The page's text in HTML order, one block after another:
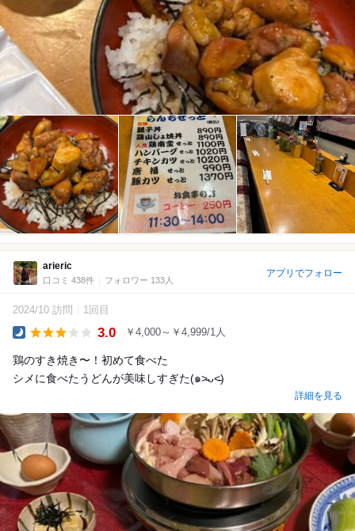
arieric
口コミ 438件 フォロワー 133人
アプリでフォロー
2024/10 訪問 1回目
3.0 ￥4,000～￥4,999/1人
鶏のすき焼き〜！初めて食べた
シメに食べたうどんが美味しすぎた(๑˃̵ᴗ˂̵)
詳細を見る